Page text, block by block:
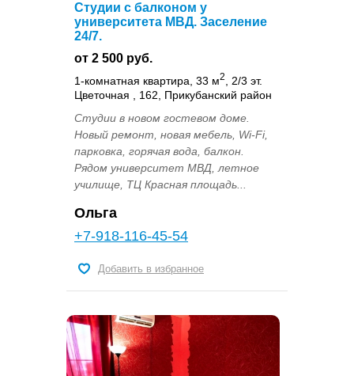
Студии с балконом у
университета МВД. Заселение
24/7.
от 2 500 руб.
1-комнатная квартира, 33 м2
, 2/3 эт.
Цветочная , 162, Прикубанский район
Студии в новом гостевом доме.
Новый ремонт, новая мебель, Wi-Fi,
парковка, горячая вода, балкон.
Рядом университет МВД, летное
училище, ТЦ Красная площадь...
Ольга
+7-918-116-45-54
Добавить в избранное